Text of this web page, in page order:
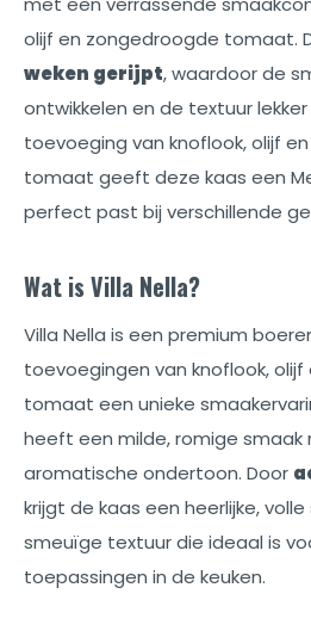
olijf en zongedroogde tomaat.
weken gerijpt, waardoor de
ontwikkelen en de textuur
toevoeging van knoflook, olijf
tomaat geeft deze kaas een
perfect past bij verschillende
Wat is Villa Nella?
Villa Nella is een premium
toevoegingen van knoflook,
tomaat een unieke
heeft een milde, romige
aromatische ondertoon. Door
krijgt de kaas een heerlijke,
smeuïge textuur die ideaal is
toepassingen in de keuken.